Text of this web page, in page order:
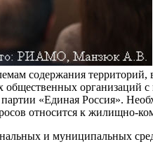
содержания территорий,
организаций
«Единая Россия».
относится к жилищно-
и муниципальных